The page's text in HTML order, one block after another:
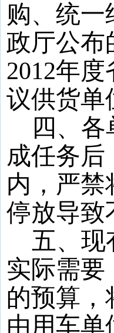
购、统一
政厅公布
2012年度
议供货单
四、
成任务
内，严禁
停放导致
五、现
实际需要
的预算，
由用车单